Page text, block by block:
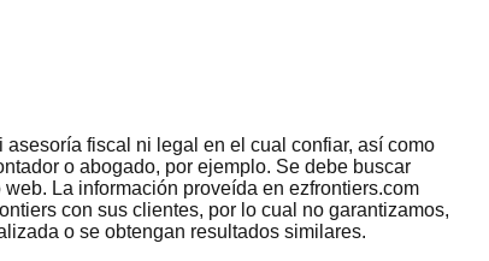
fiscal ni legal en el cual confiar, así como
o abogado, por ejemplo. Se debe buscar
La información proveída en ezfrontiers.com
con sus clientes, por lo cual no garantizamos,
o se obtengan resultados similares.